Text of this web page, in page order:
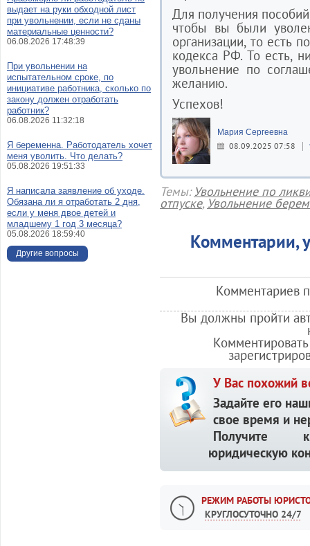
Для получения
чтобы вы были
организации, то есть
кодекса РФ. То есть,
увольнение по
желанию.
Успехов!
Мария Сергеевна
08.09.2025 07:58
Темы:Увольнение по
отпуске, Увольнение
Комментарии,
Комментариев
Вы должны пройти
У Вас похожий
Задайте его
свое время и
Получите
юридическую
РЕЖИМ РАБОТЫ
КРУГЛОСУТОЧНО 24/7
выдает на руки обходной лист
при увольнении, если не сданы
материальные ценности?
06.08.2026 17:48:39
При увольнении на
испытательном сроке, по
инициативе работника, сколько по
закону должен отработать
работник?
06.08.2026 11:32:18
Я беременна. Работодатель хочет
меня уволить. Что делать?
05.08.2026 19:51:33
Я написала заявление об уходе.
Обязана ли я отработать 2 дня,
если у меня двое детей и
младшему 1 год 3 месяца?
05.08.2026 18:59:40
Другие вопросы